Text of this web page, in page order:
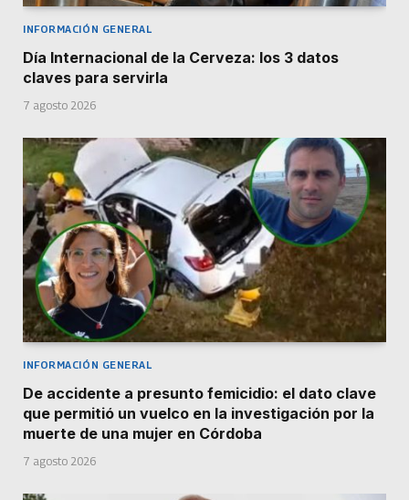
INFORMACIÓN GENERAL
Día Internacional de la Cerveza: los 3 datos
claves para servirla
7 agosto 2026
INFORMACIÓN GENERAL
De accidente a presunto femicidio: el dato clave
que permitió un vuelco en la investigación por la
muerte de una mujer en Córdoba
7 agosto 2026